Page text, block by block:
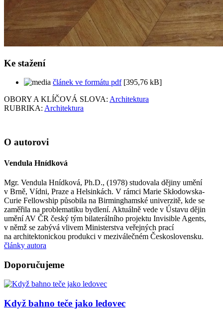
Ke stažení
článek ve formátu pdf[395,76 kB]
OBORY A KLÍČOVÁ SLOVA: Architektura
RUBRIKA: Architektura
O autorovi
Vendula Hnídková
Mgr. Vendula Hnídková, Ph.D., (1978) studovala dějiny umění
v Brně, Vídni, Praze a Helsinkách. V rámci Marie Skłodowska-
Curie Fellowship působila na Birminghamské univerzitě, kde se
zaměřila na problematiku bydlení. Aktuálně vede v Ústavu dějin
umění AV ČR český tým bilaterálního projektu Invisible Agents,
v němž se zabývá vlivem Ministerstva veřejných prací
na architektonickou produkci v meziválečném Československu.
články autora
Doporučujeme
Když bahno teče jako ledovec